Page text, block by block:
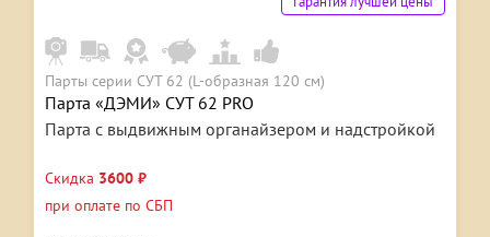
Парты серии СУТ 62 (L-образная 120 см)
Парта «ДЭМИ» СУТ 62 PRO
Парта с выдвижным органайзером и надстройкой
Скидка 3600 ₽
при оплате по СБП